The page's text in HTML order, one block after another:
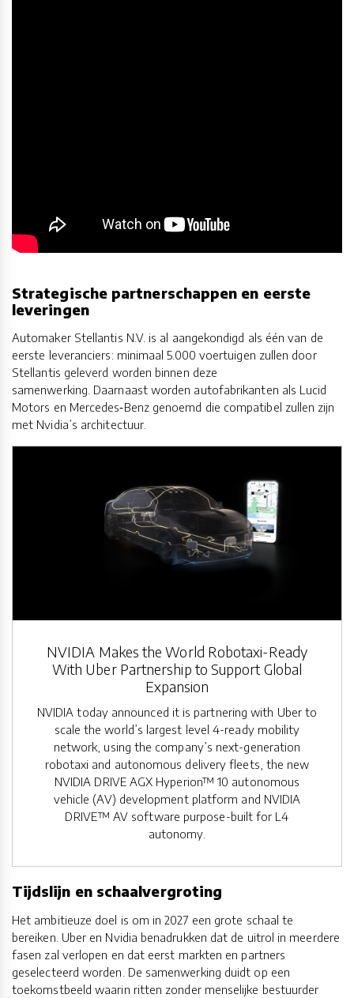
Strategische partnerschappen en eerste
leveringen
Automaker Stellantis N.V. is al aangekondigd als één van de
eerste leveranciers: minimaal 5.000 voertuigen zullen door
Stellantis geleverd worden binnen deze
samenwerking. Daarnaast worden autofabrikanten als Lucid
Motors en Mercedes‑Benz genoemd die compatibel zullen zijn
met Nvidia’s architectuur.
NVIDIA Makes the World Robotaxi-Ready
With Uber Partnership to Support Global
Expansion
NVIDIA today announced it is partnering with Uber to
scale the world’s largest level 4-ready mobility
network, using the company’s next-generation
robotaxi and autonomous delivery fleets, the new
NVIDIA DRIVE AGX Hyperion™ 10 autonomous
vehicle (AV) development platform and NVIDIA
DRIVE™ AV software purpose-built for L4
autonomy.
Tijdslijn en schaalvergroting
Het ambitieuze doel is om in 2027 een grote schaal te
bereiken. Uber en Nvidia benadrukken dat de uitrol in meerdere
fasen zal verlopen en dat eerst markten en partners
geselecteerd worden. De samenwerking duidt op een
toekomstbeeld waarin ritten zonder menselijke bestuurder